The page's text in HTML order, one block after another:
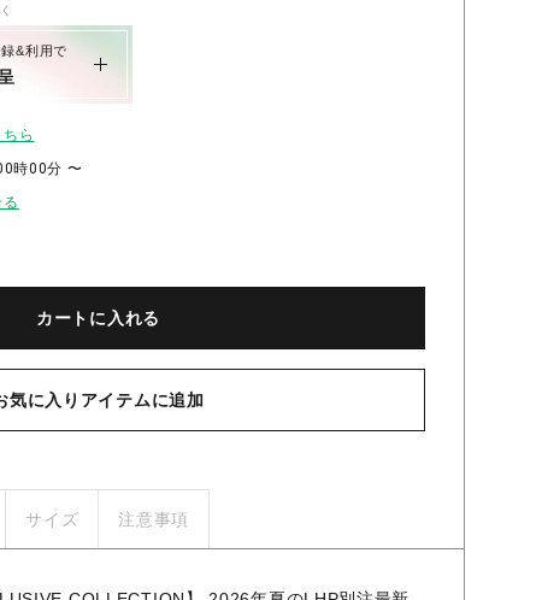
&利用で
ちら
時00分 〜
カートに入れる
気に入りアイテムに追加
サイズ 注意事項